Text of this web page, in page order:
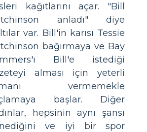
kağıtlarını açar. "Bill
anladı" diye
var. Bill'in karısı Tessie
bağırmaya ve Bay
Bill'e istediği
alması için yeterli
vermemekle
başlar. Diğer
hepsinin aynı şansı
ve iyi bir spor